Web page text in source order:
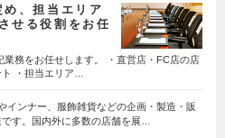
、担当エリア
せる役割をお任
業務をお任せします。 ・直営店・FC店の店
・担当エリア…
インナー、服飾雑貨などの企画・製造・販
す。国内外に多数の店舗を展…